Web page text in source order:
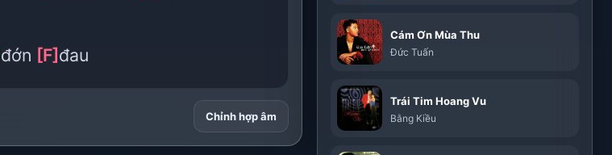
đớn [F]đau
Chỉnh hợp âm
Cám Ơn Mùa Thu
Đức Tuấn
Trái Tim Hoang Vu
Bằng Kiều